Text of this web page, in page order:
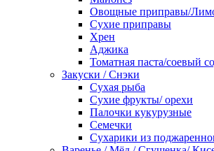
Овощные приправы/
Сухие приправы
Хрен
Аджика
Томатная паста/соевый
Закуски / Снэки
Сухая рыба
Сухие фрукты/ орехи
Палочки кукурузные
Семечки
Сухарики из